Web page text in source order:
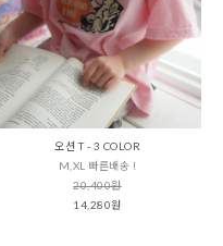
오션 T - 3 COLOR
M,XL 빠른배송 !
20,400원
14,280원